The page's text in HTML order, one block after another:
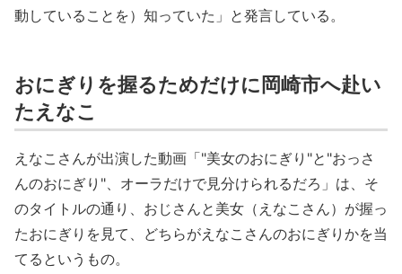
動していることを）知っていた」と発言している。
おにぎりを握るためだけに岡崎市へ赴い
たえなこ
えなこさんが出演した動画「"美女のおにぎり"と"おっさ
んのおにぎり"、オーラだけで見分けられるだろ」は、そ
のタイトルの通り、おじさんと美女（えなこさん）が握っ
たおにぎりを見て、どちらがえなこさんのおにぎりかを当
てるというもの。